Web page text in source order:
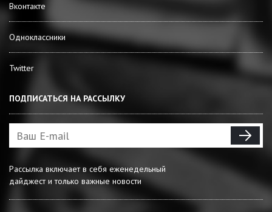
Вконтакте
Одноклассники
Twitter
ПОДПИСАТЬСЯ НА РАССЫЛКУ
Рассылка включает в себя еженедельный
дайджест и только важные новости